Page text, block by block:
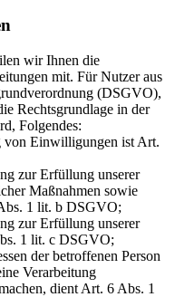
wir Ihnen die
mit. Für Nutzer aus
(DSGVO),
Rechtsgrundlage in der
Folgendes:
von Einwilligungen ist Art.
zur Erfüllung unserer
Maßnahmen sowie
1 lit. b DSGVO;
zur Erfüllung unserer
1 lit. c DSGVO;
der betroffenen Person
Verarbeitung
dient Art. 6 Abs. 1